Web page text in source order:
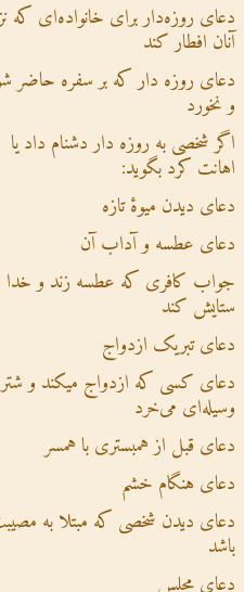
دعای روزه‌دار برای خانواده‌ای که
آنان افطار کند
دعای روزه دار که بر سفره حاضر
و نخورد
اگر شخصی به روزه دار دشنام داد یا
اهانت کرد بگوید:
دعای دیدن میوۀ تازه
دعای عطسه و آداب آن
جواب کافری که عطسه زند و خدا
ستایش کند
دعای تبریک ازدواج
دعای کسی که ازدواج میکند و شتر
وسیله‌ای می‌خرد
دعای قبل از همبستری با همسر
دعای هنگام خشم
دعای دیدن شخصی که مبتلا به
باشد
دعای مجلس